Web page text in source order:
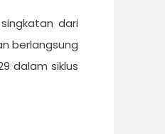
dari
berlangsung
dalam siklus